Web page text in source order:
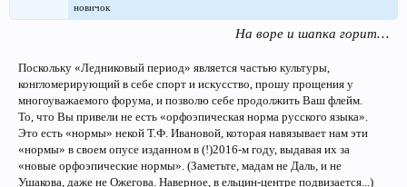
новичок
На воре и шапка горит…
Поскольку «Ледниковый период» является частью культуры,
конгломерирующий в себе спорт и искусство, прошу прощения у
многоуважаемого форума, и позволю себе продолжить Ваш флейм.
То, что Вы привели не есть «орфоэпическая норма русского языка».
Это есть «нормы» некой Т.Ф. Ивановой, которая навязывает нам эти
«нормы» в своем опусе изданном в (!)2016-м году, выдавая их за
«новые орфоэпические нормы». (Заметьте, мадам не Даль, и не
Ушакова, даже не Ожегова. Наверное, в ельцин-центре подвизается...)